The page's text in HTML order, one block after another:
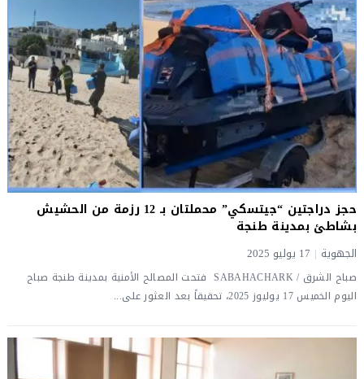
حجز دراجتين “جيتسكي” محملتان بـ 12 رزمة من الحشيش
بشاطئ بمدينة طنجة
الجهوية 17 يوليو 2025
صباح الشرق / SABAHACHARK فتحت المصالح الأمنية بمدينة طنجة صباح
اليوم الخميس 17 يوليوز 2025، تحقيقاً بعد العثور على...